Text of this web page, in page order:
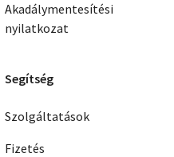
Akadálymentesítési
nyilatkozat
Segítség
Szolgáltatások
Fizetés